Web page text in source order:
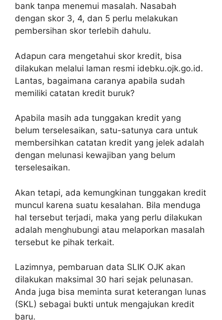
bank tanpa menemui masalah. Nasabah
dengan skor 3, 4, dan 5 perlu melakukan
pembersihan skor terlebih dahulu.
Adapun cara mengetahui skor kredit, bisa
dilakukan melalui laman resmi idebku.ojk.go.id.
Lantas, bagaimana caranya apabila sudah
memiliki catatan kredit buruk?
Apabila masih ada tunggakan kredit yang
belum terselesaikan, satu-satunya cara untuk
membersihkan catatan kredit yang jelek adalah
dengan melunasi kewajiban yang belum
terselesaikan.
Akan tetapi, ada kemungkinan tunggakan kredit
muncul karena suatu kesalahan. Bila menduga
hal tersebut terjadi, maka yang perlu dilakukan
adalah menghubungi atau melaporkan masalah
tersebut ke pihak terkait.
Lazimnya, pembaruan data SLIK OJK akan
dilakukan maksimal 30 hari sejak pelunasan.
Anda juga bisa meminta surat keterangan lunas
(SKL) sebagai bukti untuk mengajukan kredit
baru.